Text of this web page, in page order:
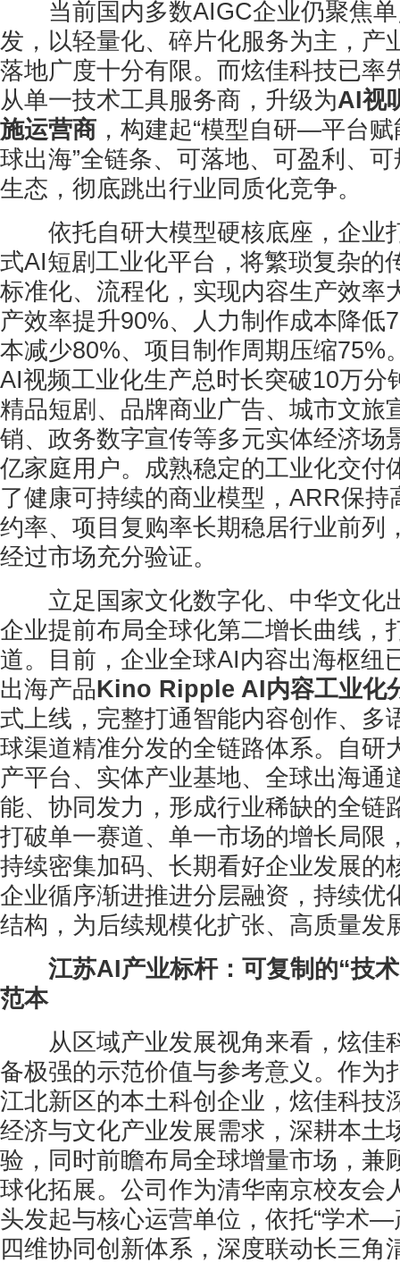
当前国内多数AIGC企业仍聚焦单
发，以轻量化、碎片化服务为主，产
落地广度十分有限。而炫佳科技已率
从单一技术工具服务商，升级为AI视
施运营商 ，构建起“模型自研—平台
球出海”全链条、可落地、可盈利、
生态，彻底跳出行业同质化竞争。
依托自研大模型硬核底座，企业
式AI短剧工业化平台，将繁琐复杂的
标准化、流程化，实现内容生产效率
产效率提升90%、人力制作成本降低
本减少80%、项目制作周期压缩75%
AI视频工业化生产总时长突破10万分
精品短剧、品牌商业广告、城市文旅
销、政务数字宣传等多元实体经济场
亿家庭用户。成熟稳定的工业化交付
了健康可持续的商业模型，ARR保持
约率、项目复购率长期稳居行业前列
经过市场充分验证。
立足国家文化数字化、中华文化
企业提前布局全球化第二增长曲线，
道。目前，企业全球AI内容出海枢纽
出海产品Kino Ripple AI内容工业化
式上线，完整打通智能内容创作、多
球渠道精准分发的全链路体系。自研
产平台、实体产业基地、全球出海通
能、协同发力，形成行业稀缺的全链
打破单一赛道、单一市场的增长局限
持续密集加码、长期看好企业发展的
企业循序渐进推进分层融资，持续优
结构，为后续规模化扩张、高质量发
江苏AI产业标杆：可复制的“技
范本
从区域产业发展视角来看，炫佳
备极强的示范价值与参考意义。作为
江北新区的本土科创企业，炫佳科技
经济与文化产业发展需求，深耕本土
验，同时前瞻布局全球增量市场，兼
球化拓展。公司作为清华南京校友会
头发起与核心运营单位，依托“学术
四维协同创新体系，深度联动长三角